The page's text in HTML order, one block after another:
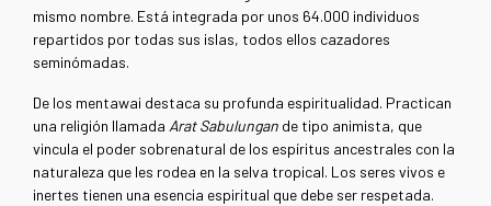
mismo nombre. Está integrada por unos 64.000 individuos
repartidos por todas sus islas, todos ellos cazadores
seminómadas.
De los mentawai destaca su profunda espiritualidad. Practican
una religión llamada Arat Sabulungan de tipo animista, que
vincula el poder sobrenatural de los espíritus ancestrales con la
naturaleza que les rodea en la selva tropical. Los seres vivos e
inertes tienen una esencia espiritual que debe ser respetada.